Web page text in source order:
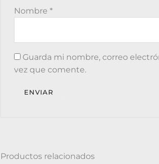
Nombre*
Guarda mi nombre, correo
vez que comente.
Productos relacionados